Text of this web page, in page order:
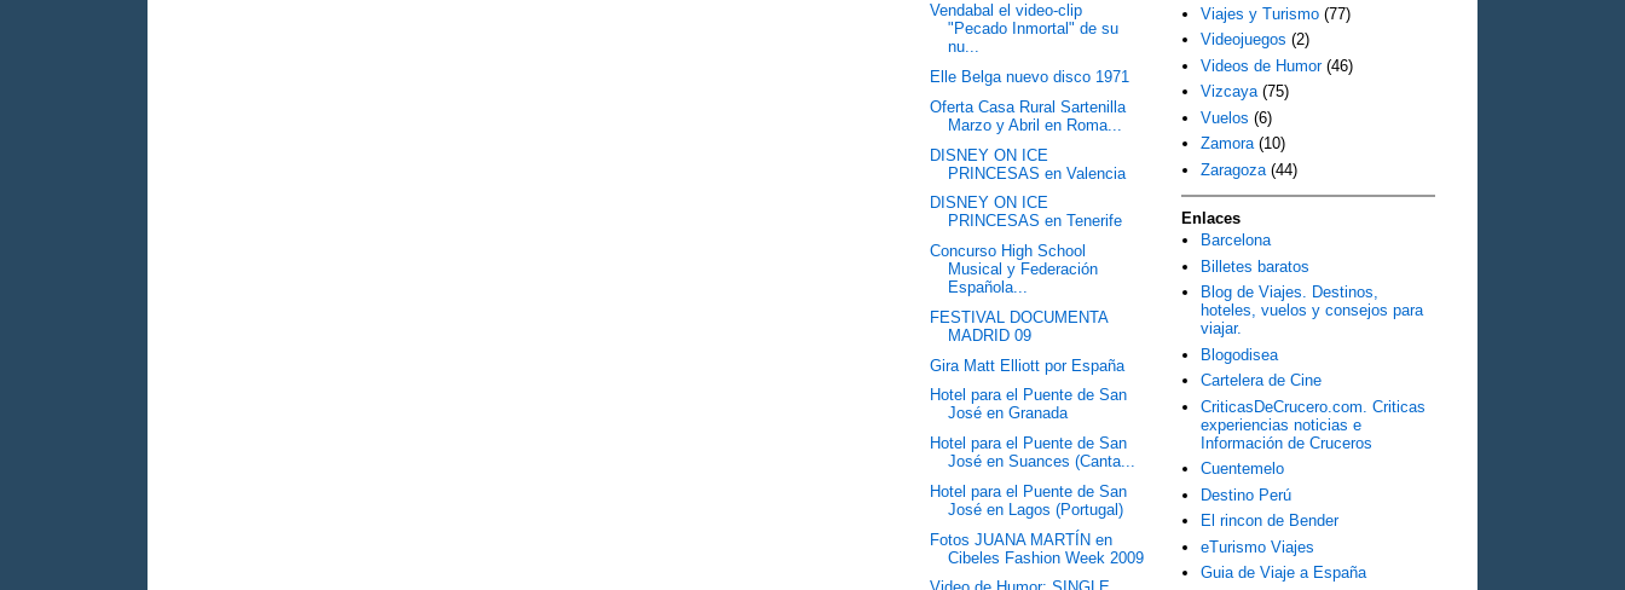
Vendabal el video-clip
"Pecado Inmortal" de su
nu...
Elle Belga nuevo disco 1971
Oferta Casa Rural Sartenilla
Marzo y Abril en Roma...
DISNEY ON ICE
PRINCESAS en Valencia
DISNEY ON ICE
PRINCESAS en Tenerife
Concurso High School
Musical y Federación
Española...
FESTIVAL DOCUMENTA
MADRID 09
Gira Matt Elliott por España
Hotel para el Puente de San
José en Granada
Hotel para el Puente de San
José en Suances (Canta...
Hotel para el Puente de San
José en Lagos (Portugal)
Fotos JUANA MARTÍN en
Cibeles Fashion Week 2009
Viajes y Turismo (77)
Videojuegos (2)
Videos de Humor (46)
Vizcaya (75)
Vuelos (6)
Zamora (10)
Zaragoza (44)
Enlaces
Barcelona
Billetes baratos
Blog de Viajes. Destinos,
hoteles, vuelos y consejos para
viajar.
Blogodisea
Cartelera de Cine
CriticasDeCrucero.com. Criticas
experiencias noticias e
Información de Cruceros
Cuentemelo
Destino Perú
El rincon de Bender
eTurismo Viajes
Guia de Viaje a España